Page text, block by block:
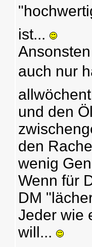
ist...
auch nur
und den
den
wenig
Wenn für
DM
Jeder wie
will...